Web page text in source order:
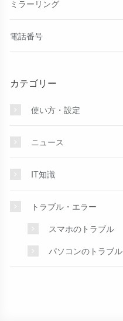
ミラーリング
電話番号
カテゴリー
使い方・設定
ニュース
IT知識
トラブル・エラー
スマホのトラブル
パソコンのトラブル